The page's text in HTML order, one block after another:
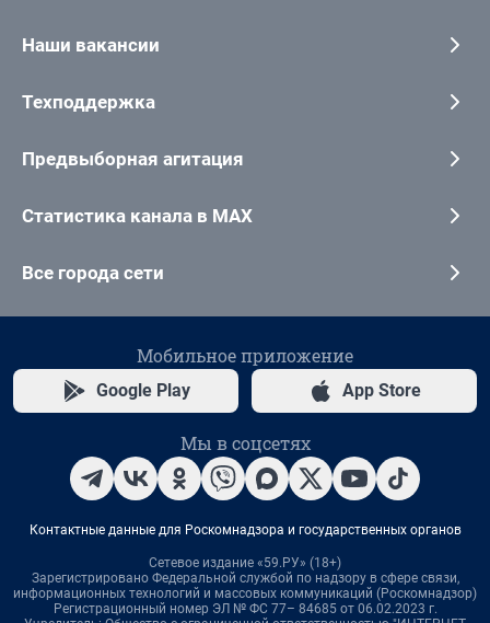
Наши вакансии
Техподдержка
Предвыборная агитация
Статистика канала в MAX
Все города сети
Мобильное приложение
Google Play App Store
Мы в соцсетях
Контактные данные для Роскомнадзора и государственных органов
Сетевое издание «59.РУ» (18+)
Зарегистрировано Федеральной службой по надзору в сфере связи,
информационных технологий и массовых коммуникаций (Роскомнадзор)
Регистрационный номер ЭЛ № ФС 77– 84685 от 06.02.2023 г.